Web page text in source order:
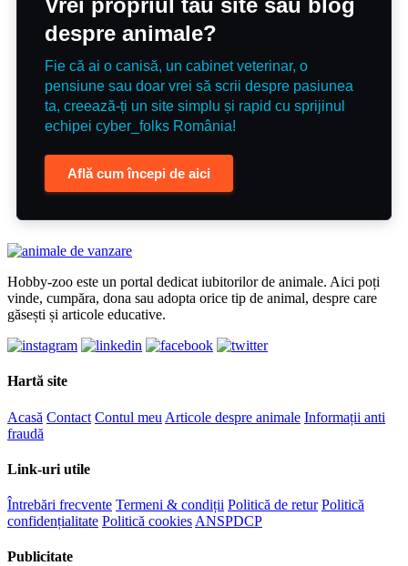
Vrei propriul tău site sau blog
despre animale?
Fie că ai o canisă, un cabinet veterinar, o
pensiune sau doar vrei să scrii despre pasiunea
ta, creează-ți un site simplu și rapid cu sprijinul
echipei cyber_folks România!
Află cum începi de aici
Hobby-zoo este un portal dedicat iubitorilor de animale. Aici poți
vinde, cumpăra, dona sau adopta orice tip de animal, despre care
găsești și articole educative.
Hartă site
Acasă Contact Contul meu Articole despre animale Informații anti
fraudă
Link-uri utile
Întrebări frecvente Termeni & condiții Politică de retur Politică
confidențialitate Politică cookies ANSPDCP
Publicitate